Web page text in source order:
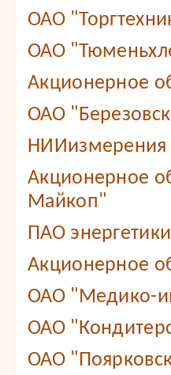
ОАО
ОАО
Акционерное
ОАО
Акционерное
Майкоп"
ПАО
Акционерное
ОАО "Медико-
ОАО
ОАО